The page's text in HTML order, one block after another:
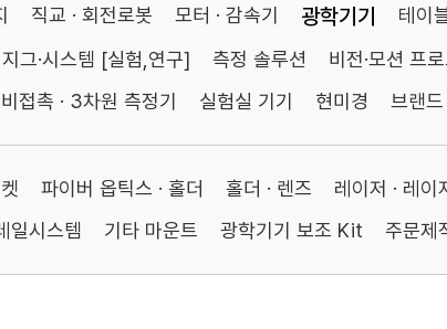
직교 · 회전로봇 모터 · 감속기 광학기기
테이
지그·시스템 [실험,연구] 측정 솔루션
비전·모션 프
비접촉 · 3차원 측정기 실험실 기기 현미경 브랜드
파이버 옵틱스 · 홀더 홀더 · 렌즈 레이저 · 레이
일시스템 기타 마운트 광학기기 보조 Kit 주문제